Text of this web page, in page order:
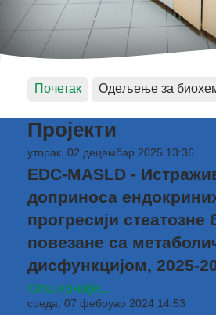
Почетак Одељење за
Пројекти
уторак, 02 децембар 2025 13:36
EDC-MASLD -
доприноса
прогресији стеатозне
повезане са
дисфункцијом, 2025-
Опширније...
среда, 07 фебруар 2024 14:53